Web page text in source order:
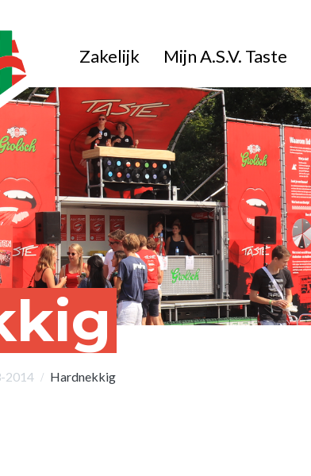
Zakelijk Mijn A.S.V. Taste
2014 Hardnekkig